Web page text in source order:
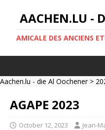
AACHEN.LU -
AMICALE DES ANCIENS
Aachen.lu - die Al Oochener>
AGAPE 2023
October 12, 2023 Jean-